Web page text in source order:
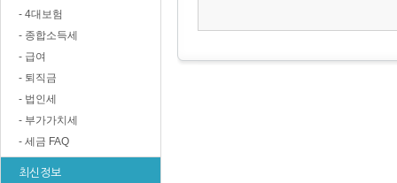
- 4대보험
- 종합소득세
- 급여
- 퇴직금
- 법인세
- 부가가치세
- 세금 FAQ
최신정보